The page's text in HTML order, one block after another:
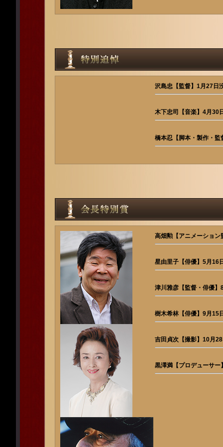
沢島忠【監督】1月27
木下忠司【音楽】4月
橋本忍【脚本・製作・
高畑勲【アニメーショ
星由里子【俳優】5月
津川雅彦【監督・俳優
樹木希林【俳優】9月
吉田貞次【撮影】10月
黒澤満【プロデューサ